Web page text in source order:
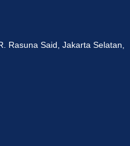
Rasuna Said, Jakarta Selatan,